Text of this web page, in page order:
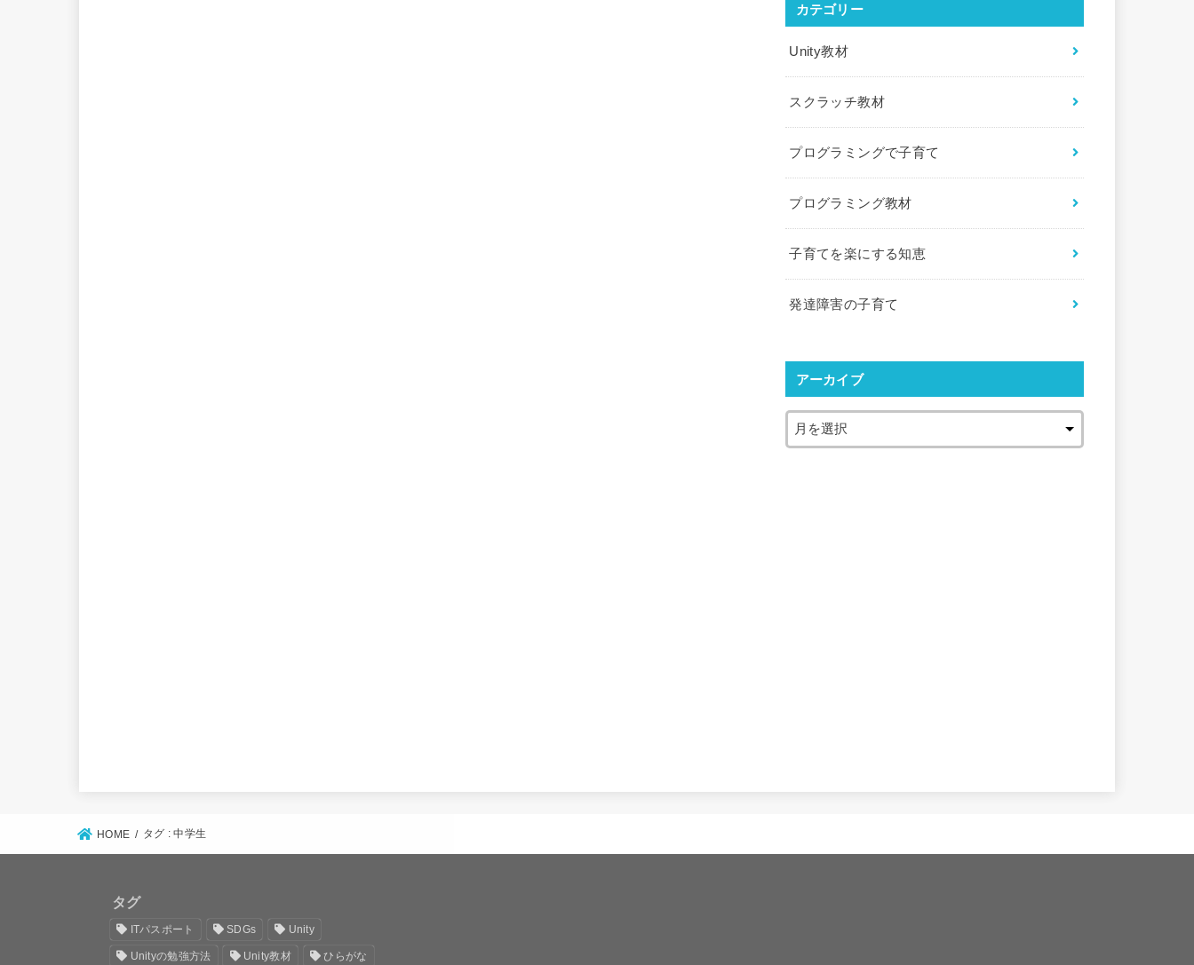
カテゴリー
Unity教材
スクラッチ教材
プログラミングで子育て
プログラミング教材
子育てを楽にする知恵
発達障害の子育て
アーカイブ
HOME タグ : 中学生
タグ
ITパスポート SDGs Unity
Unityの勉強方法 Unity教材 ひらがな